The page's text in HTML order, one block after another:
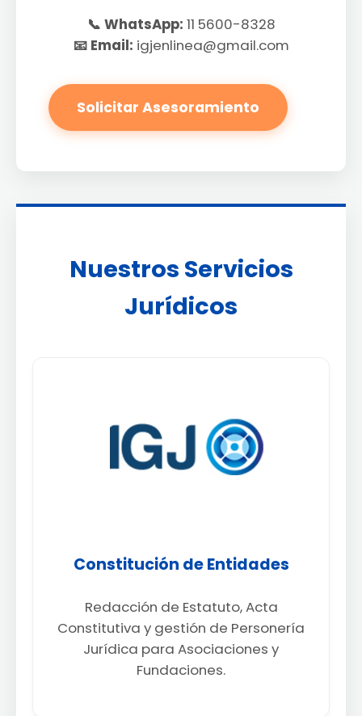
📞 WhatsApp: 11 5600-8328
📧 Email: igjenlinea@gmail.com
Solicitar Asesoramiento
Nuestros Servicios
Jurídicos
Constitución de Entidades
Redacción de Estatuto, Acta
Constitutiva y gestión de Personería
Jurídica para Asociaciones y
Fundaciones.